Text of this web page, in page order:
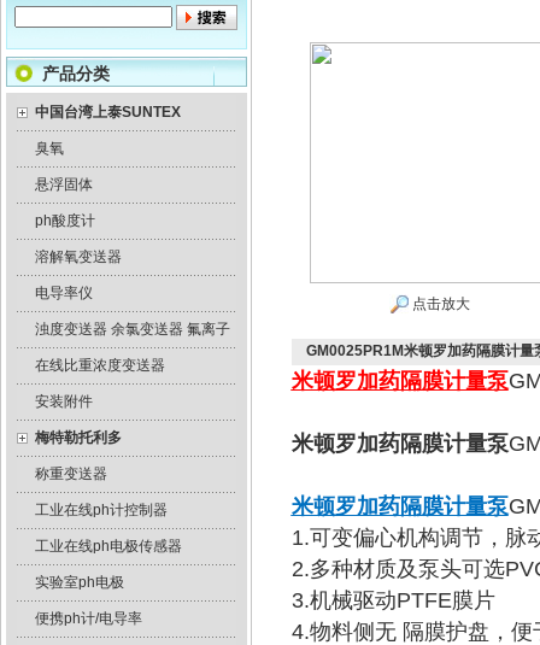
产品分类
中国台湾上泰SUNTEX
臭氧
悬浮固体
ph酸度计
溶解氧变送器
电导率仪
浊度变送器 余氯变送器 氟离子
在线比重浓度变送器
安装附件
梅特勒托利多
称重变送器
工业在线ph计控制器
工业在线ph电极传感器
实验室ph电极
便携ph计/电导率
点击放大
GM0025PR1M米顿罗加药隔膜计量
米顿罗加药隔膜计量泵
米顿罗加药隔膜计量泵
米顿罗加药隔膜计量泵
1.可变偏心机构调节，脉
2.多种材质及泵头可选
3.机械驱动PTFE膜片
4.物料侧无 隔膜护盘，便